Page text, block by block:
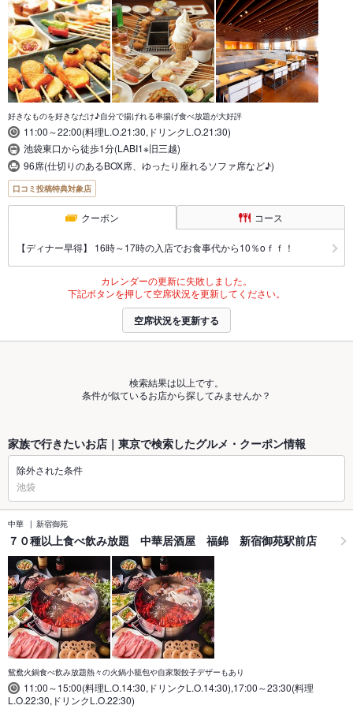
好きなものを好きなだけ♪自分で揚げれる串揚げ食べ放題が大好評
11:00～22:00(料理L.O.21:30,ドリンクL.O.21:30)
池袋東口から徒歩1分(LABI1※旧三越)
96席(仕切りのあるBOX席、ゆったり座れるソファ席など♪)
口コミ投稿特典対象店
クーポン コース
【ディナー早得】 16時～17時の入店でお食事代から10％oｆｆ！
カレンダーの更新に失敗しました。
下記ボタンを押して空席状況を更新してください。
空席状況を更新する
検索結果は以上です。
条件が似ているお店から探してみませんか？
家族で行きたいお店｜東京で検索したグルメ・クーポン情報
除外された条件
池袋
中華 新宿御苑
７０種以上食べ飲み放題 中華居酒屋 福錦 新宿御苑駅前店
鴛鴦火鍋食べ飲み放題熱々の火鍋小籠包や自家製餃子デザーもあり
11:00～15:00(料理L.O.14:30,ドリンクL.O.14:30),17:00～23:30(料理
L.O.22:30,ドリンクL.O.22:30)